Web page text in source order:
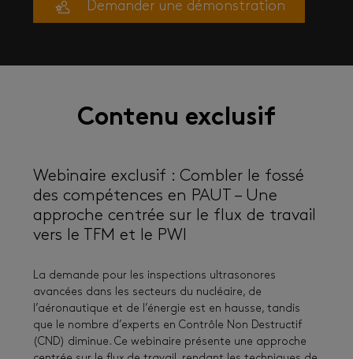
Demander une démonstration
Contenu exclusif
Webinaire exclusif : Combler le fossé
des compétences en PAUT – Une
approche centrée sur le flux de travail
vers le TFM et le PWI
La demande pour les inspections ultrasonores
avancées dans les secteurs du nucléaire, de
l’aéronautique et de l’énergie est en hausse, tandis
que le nombre d’experts en Contrôle Non Destructif
(CND) diminue. Ce webinaire présente une approche